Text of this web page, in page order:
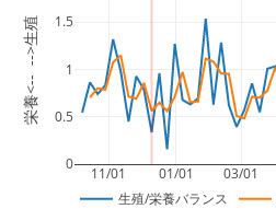
11/01 01/01 03/01
0
0.5
1
1.5
生殖/栄養バランス
栄養
<--  -->
生殖